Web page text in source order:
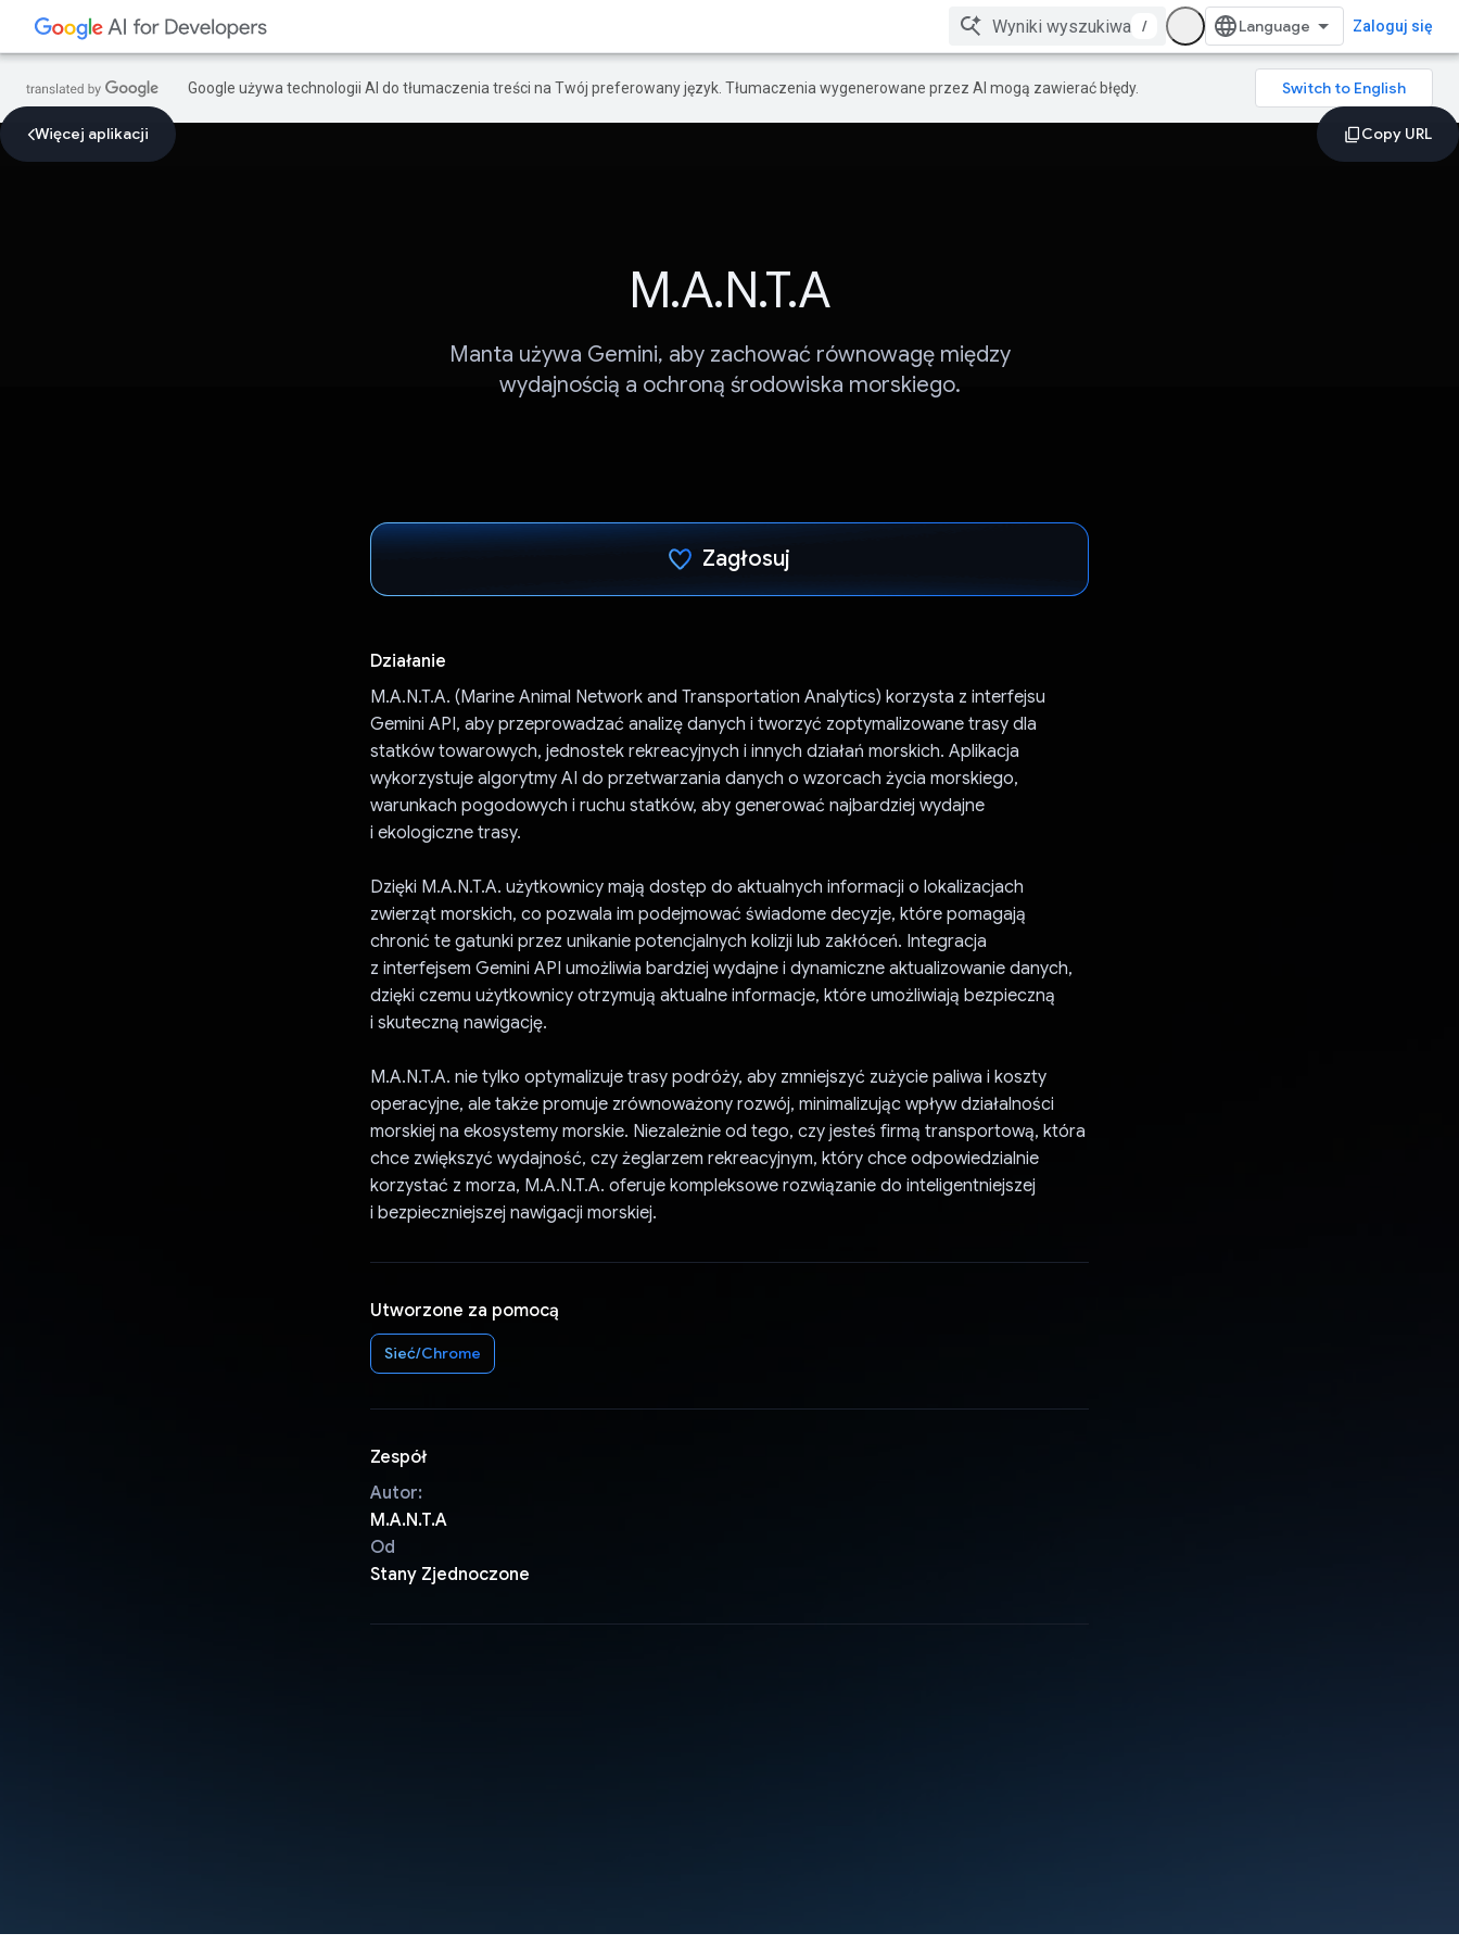
/ Zaloguj się
Google używa technologii AI do tłumaczenia treści na Twój preferowany język. Tłumaczenia wygenerowane przez AI mogą zawierać błędy.
Więcej aplikacji
M.A.N.T.A
Manta używa Gemini, aby zachować równowagę między
wydajnością a ochroną środowiska morskiego.
Zagłosuj
Działanie
M.A.N.T.A. (Marine Animal Network and Transportation Analytics) korzysta z interfejsu
Gemini API, aby przeprowadzać analizę danych i tworzyć zoptymalizowane trasy dla
statków towarowych, jednostek rekreacyjnych i innych działań morskich. Aplikacja
wykorzystuje algorytmy AI do przetwarzania danych o wzorcach życia morskiego,
warunkach pogodowych i ruchu statków, aby generować najbardziej wydajne
i ekologiczne trasy.
Dzięki M.A.N.T.A. użytkownicy mają dostęp do aktualnych informacji o lokalizacjach
zwierząt morskich, co pozwala im podejmować świadome decyzje, które pomagają
chronić te gatunki przez unikanie potencjalnych kolizji lub zakłóceń. Integracja
z interfejsem Gemini API umożliwia bardziej wydajne i dynamiczne aktualizowanie danych,
dzięki czemu użytkownicy otrzymują aktualne informacje, które umożliwiają bezpieczną
i skuteczną nawigację.
M.A.N.T.A. nie tylko optymalizuje trasy podróży, aby zmniejszyć zużycie paliwa i koszty
operacyjne, ale także promuje zrównoważony rozwój, minimalizując wpływ działalności
morskiej na ekosystemy morskie. Niezależnie od tego, czy jesteś firmą transportową, która
chce zwiększyć wydajność, czy żeglarzem rekreacyjnym, który chce odpowiedzialnie
korzystać z morza, M.A.N.T.A. oferuje kompleksowe rozwiązanie do inteligentniejszej
i bezpieczniejszej nawigacji morskiej.
Utworzone za pomocą
Sieć/Chrome
Zespół
Autor:
M.A.N.T.A
Od
Stany Zjednoczone